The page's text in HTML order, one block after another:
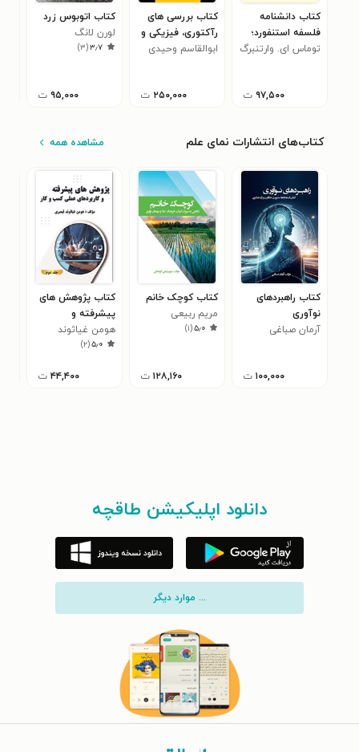
کتاب دانشنامه
فلسفه استنفورد؛
فلسفه فیلم و هنر
توماس ای. وارتنبرگ
۹۷,۵۰۰ ت
کتاب بررسی های
رآکتوری، فیزیکی و
شیمیایی کاتالیست
ابوالقاسم وحیدی
۲۵۰,۰۰۰ ت
کتاب اتوبوس زرد
لورن لانگ
۳٫۷(۳)
۹۵,۰۰۰ ت
کتاب‌های انتشارات نمای علم مشاهده همه
کتاب راهبردهای
نوآوری
آرمان صباغی
۱۰۰,۰۰۰ ت
کتاب کوچک خانم
مریم ربیعی
کوشاهی
۵٫۰(۱)
۱۲۸,۱۶۰ ت
کتاب پژوهش های
پیشرفته و
کاربردهای عملی
مدیریت کسب و کار
هومن غیاثوند
قیصری
۵٫۰(۲)
۴۴,۴۰۰ ت
دانلود اپلیکیشن طاقچه
... موارد دیگر